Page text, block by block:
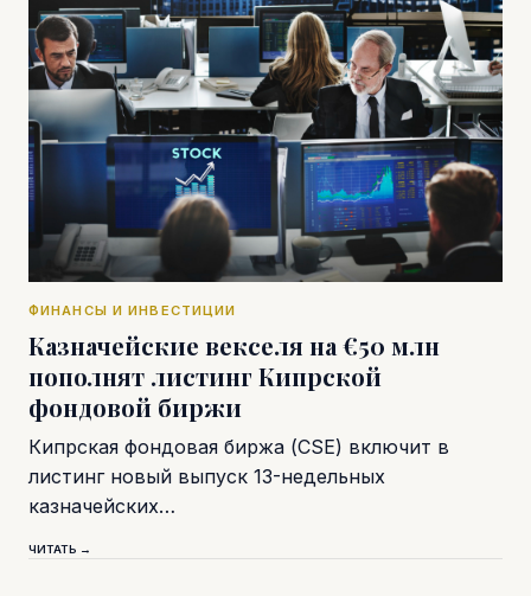
ФИНАНСЫ И ИНВЕСТИЦИИ
Казначейские векселя на €50 млн
пополнят листинг Кипрской
фондовой биржи
Кипрская фондовая биржа (CSE) включит в
листинг новый выпуск 13-недельных
казначейских…
ЧИТАТЬ →